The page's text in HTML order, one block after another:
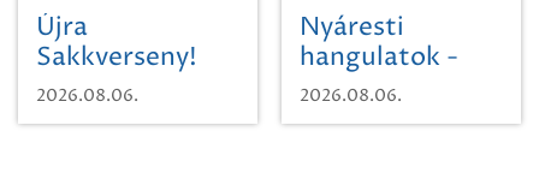
Újra
Sakkverseny!
2026.08.06.
Nyáresti
hangulatok -
Mágnás Miska
2026.08.06.